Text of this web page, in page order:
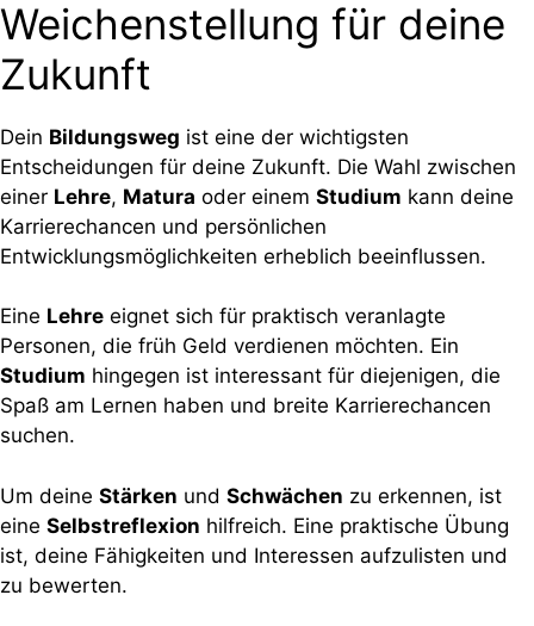
Weichenstellung für deine
Zukunft
Dein Bildungsweg ist eine der wichtigsten
Entscheidungen für deine Zukunft. Die Wahl zwischen
einer Lehre, Matura oder einem Studium kann deine
Karrierechancen und persönlichen
Entwicklungsmöglichkeiten erheblich beeinflussen.
Eine Lehre eignet sich für praktisch veranlagte
Personen, die früh Geld verdienen möchten. Ein
Studium hingegen ist interessant für diejenigen, die
Spaß am Lernen haben und breite Karrierechancen
suchen.
Um deine Stärken und Schwächen zu erkennen, ist
eine Selbstreflexion hilfreich. Eine praktische Übung
ist, deine Fähigkeiten und Interessen aufzulisten und
zu bewerten.